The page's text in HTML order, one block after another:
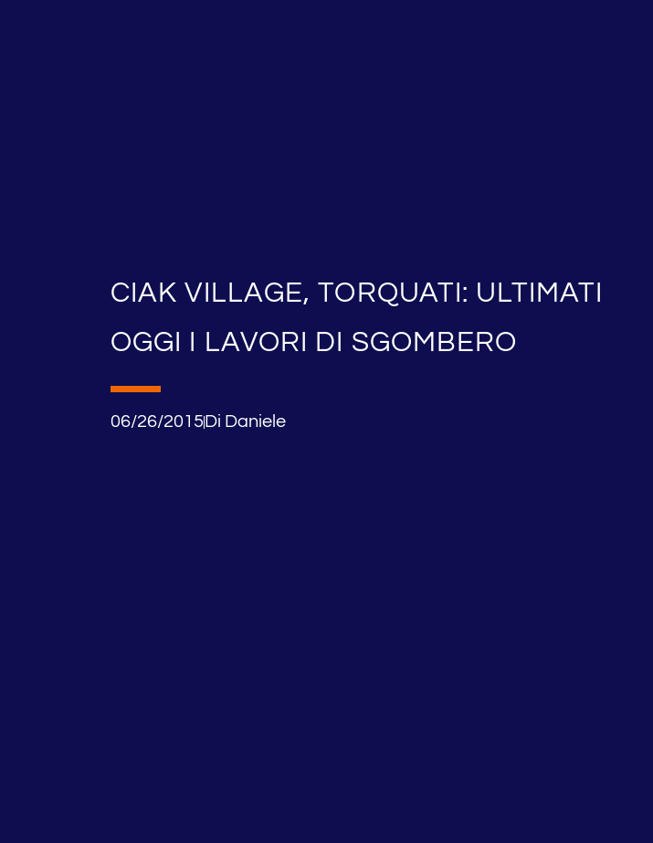
CIAK VILLAGE, TORQUATI: ULTIMATI
OGGI I LAVORI DI SGOMBERO
06/26/2015Di Daniele